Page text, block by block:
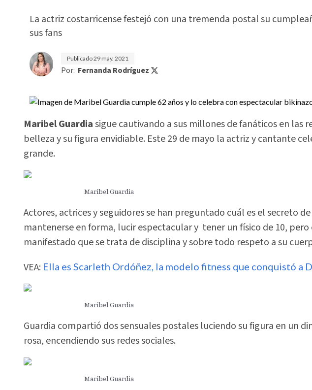
La actriz costarricense festejó con una tremenda postal su
sus fans
Publicado29 may. 2021
Por: Fernanda Rodríguez
Maribel Guardiasigue cautivando a sus millones de fanáticos en las
belleza y su figura envidiable. Este 29 de mayo la actriz y cantante
grande.
Maribel Guardia
Actores, actrices y seguidores se han preguntado cuál es el secreto
mantenerse en forma, lucir espectacular y tener un físico de 10,
manifestado que se trata de disciplina y sobre todo respeto a su
VEA: Ella es Scarleth Ordóñez, la modelo fitness que conquistó a
Maribel Guardia
Guardia compartió dos sensuales postales luciendo su figura en un
rosa, encendiendo sus redes sociales.
Maribel Guardia